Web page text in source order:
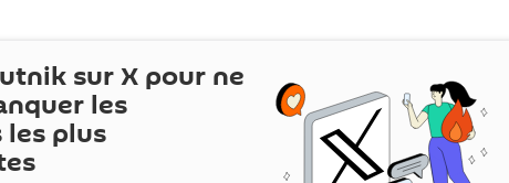
surX pour ne
les
plus